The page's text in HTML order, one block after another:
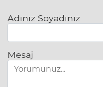
Adınız Soyadınız
Mesaj